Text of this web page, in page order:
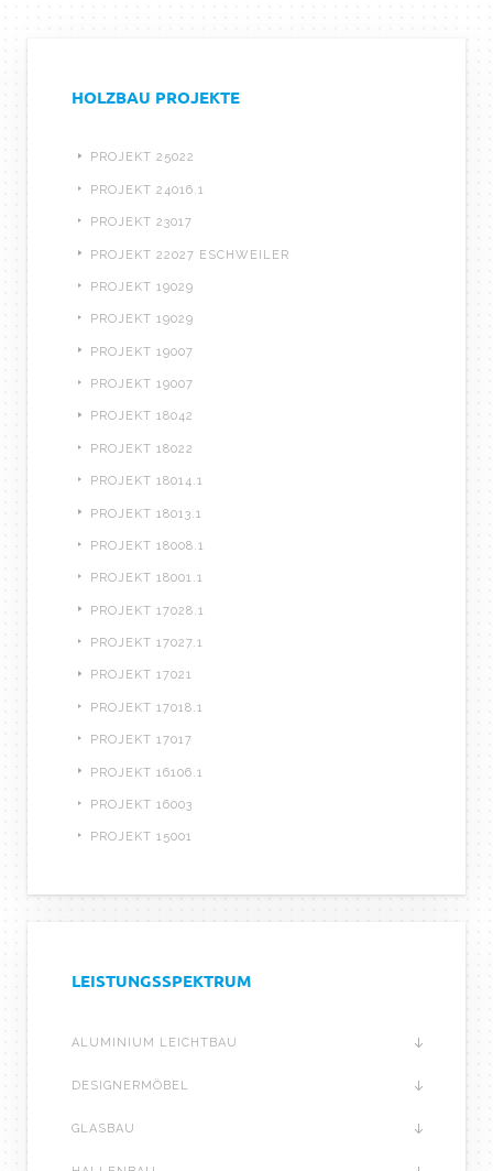
HOLZBAU PROJEKTE
PROJEKT 25022
PROJEKT 24016.1
PROJEKT 23017
PROJEKT 22027 ESCHWEILER
PROJEKT 19029
PROJEKT 19029
PROJEKT 19007
PROJEKT 19007
PROJEKT 18042
PROJEKT 18022
PROJEKT 18014.1
PROJEKT 18013.1
PROJEKT 18008.1
PROJEKT 18001.1
PROJEKT 17028.1
PROJEKT 17027.1
PROJEKT 17021
PROJEKT 17018.1
PROJEKT 17017
PROJEKT 16106.1
PROJEKT 16003
PROJEKT 15001
LEISTUNGSSPEKTRUM
ALUMINIUM LEICHTBAU
DESIGNERMÖBEL
GLASBAU